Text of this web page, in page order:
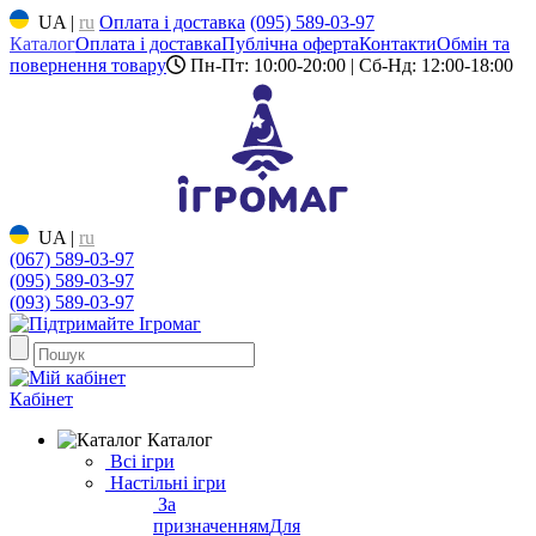
UA | ru Оплата і доставка (095) 589-03-97
КаталогОплата і доставкаПублічна офертаКонтактиОбмін та
повернення товару
Пн-Пт: 10:00-20:00 | Сб-Нд: 12:00-18:00
UA | ru
(067) 589-03-97
(095) 589-03-97
(093) 589-03-97
Кабінет
Каталог
Всі ігри
Настільні ігри
За
призначеннямДля